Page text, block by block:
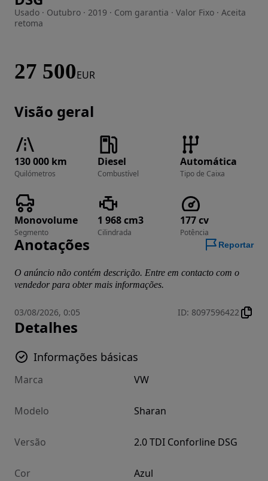
Usado · Outubro · 2019 · Com garantia · Valor Fixo · Aceita
retoma
27 500EUR
Visão geral
130 000 km
Quilómetros
Diesel
Combustível
Automática
Tipo de Caixa
Monovolume
Segmento
1 968 cm3
Cilindrada
177 cv
Potência
Anotações Reportar
O anúncio não contém descrição. Entre em contacto com o
vendedor para obter mais informações.
03/08/2026, 0:05 ID: 8097596422
Detalhes
Informações básicas
Marca VW
Modelo Sharan
Versão 2.0 TDI Conforline DSG
Cor Azul